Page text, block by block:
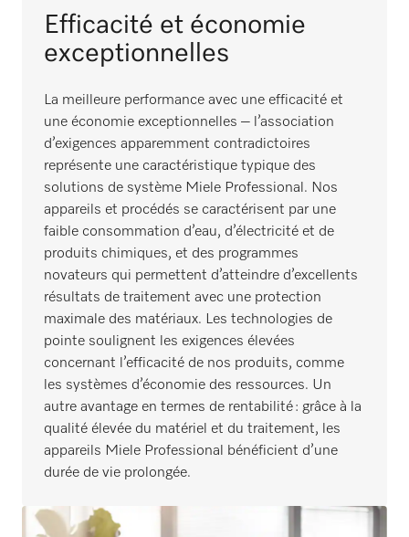
Efficacité et économie
exceptionnelles
La meilleure performance avec une efficacité et
une économie exceptionnelles – l’association
d’exigences apparemment contradictoires
représente une caractéristique typique des
solutions de système Miele Professional. Nos
appareils et procédés se caractérisent par une
faible consommation d’eau, d’électricité et de
produits chimiques, et des programmes
novateurs qui permettent d’atteindre d’excellents
résultats de traitement avec une protection
maximale des matériaux. Les technologies de
pointe soulignent les exigences élevées
concernant l’efficacité de nos produits, comme
les systèmes d’économie des ressources. Un
autre avantage en termes de rentabilité : grâce à la
qualité élevée du matériel et du traitement, les
appareils Miele Professional bénéficient d’une
durée de vie prolongée.